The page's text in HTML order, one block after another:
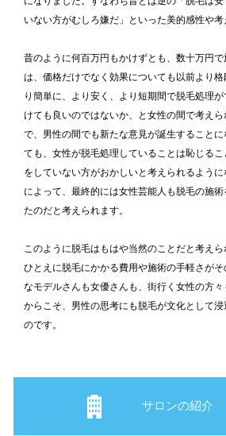
いない方がむしろ嫌だ」といった美的感性や考
昔のように何百万円もかけずとも、数十万円
は、価格だけでなく効果についても以前より
り簡単に、より安く、より短期間で脱毛処理
けても良いのではないか、と女性の間で考え
で、男性の間でも新たな意見が誕生すること
ても、女性が脱毛処理していることは恥じる
をしていない方がおかしいと考えられるよう
によって、最終的には女性芸能人も脱毛の施
たのだと考えられます。
このように脱毛はもはや当然のことだと考えら
ひとえに脱毛にかかる費用や施術の手軽さが
なモデルさんも女優さんも、街行く女性の方
からこそ、男性の思考にも脱毛が文化として
のです。
サロンの紹介